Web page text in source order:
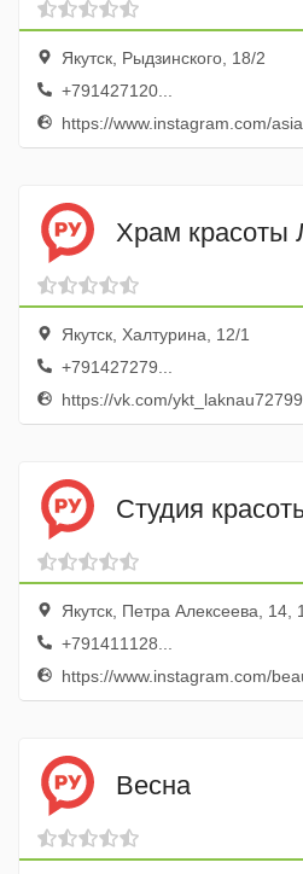
Якутск, Рыдзинского, 18/2
+791427120...
https://www.instagram.com/
Храм красоты
Якутск, Халтурина, 12/1
+791427279...
https://vk.com/
Студия
Якутск, Петра Алексеева, 14,
+791411128...
https://www.instagram.com/
Весна